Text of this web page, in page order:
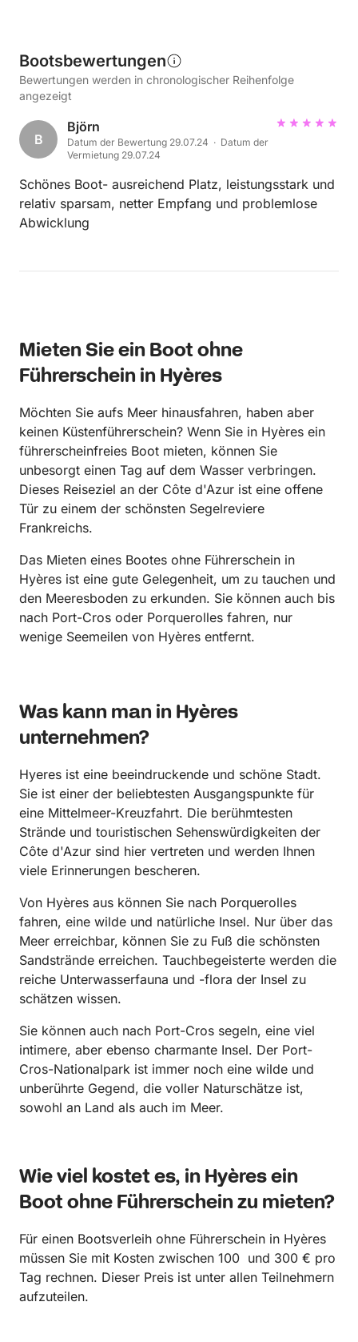
Bootsbewertungen
Bewertungen werden in chronologischer Reihenfolge
angezeigt
B
Björn
Datum der Bewertung 29.07.24 · Datum der
Vermietung 29.07.24
Schönes Boot- ausreichend Platz, leistungsstark und
relativ sparsam, netter Empfang und problemlose
Abwicklung
Mieten Sie ein Boot ohne
Führerschein in Hyères
Möchten Sie aufs Meer hinausfahren, haben aber
keinen Küstenführerschein? Wenn Sie in Hyères ein
führerscheinfreies Boot mieten, können Sie
unbesorgt einen Tag auf dem Wasser verbringen.
Dieses Reiseziel an der Côte d'Azur ist eine offene
Tür zu einem der schönsten Segelreviere
Frankreichs.
Das Mieten eines Bootes ohne Führerschein in
Hyères ist eine gute Gelegenheit, um zu tauchen und
den Meeresboden zu erkunden. Sie können auch bis
nach Port-Cros oder Porquerolles fahren, nur
wenige Seemeilen von Hyères entfernt.
Was kann man in Hyères
unternehmen?
Hyeres ist eine beeindruckende und schöne Stadt.
Sie ist einer der beliebtesten Ausgangspunkte für
eine Mittelmeer-Kreuzfahrt. Die berühmtesten
Strände und touristischen Sehenswürdigkeiten der
Côte d'Azur sind hier vertreten und werden Ihnen
viele Erinnerungen bescheren.
Von Hyères aus können Sie nach Porquerolles
fahren, eine wilde und natürliche Insel. Nur über das
Meer erreichbar, können Sie zu Fuß die schönsten
Sandstrände erreichen. Tauchbegeisterte werden die
reiche Unterwasserfauna und -flora der Insel zu
schätzen wissen.
Sie können auch nach Port-Cros segeln, eine viel
intimere, aber ebenso charmante Insel. Der Port-
Cros-Nationalpark ist immer noch eine wilde und
unberührte Gegend, die voller Naturschätze ist,
sowohl an Land als auch im Meer.
Wie viel kostet es, in Hyères ein
Boot ohne Führerschein zu mieten?
Für einen Bootsverleih ohne Führerschein in Hyères
müssen Sie mit Kosten zwischen 100 und 300 € pro
Tag rechnen. Dieser Preis ist unter allen Teilnehmern
aufzuteilen.